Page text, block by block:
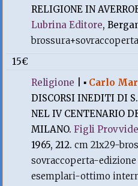
RELIGIONE IN
Lubrina Editore,
15€
Religione |▪ Carlo
DISCORSI INEDITI DI
NEL IV CENTENARIO
MILANO.Figli
1965, 212.cm 21x29-
sovraccoperta-
esemplari-ottimo